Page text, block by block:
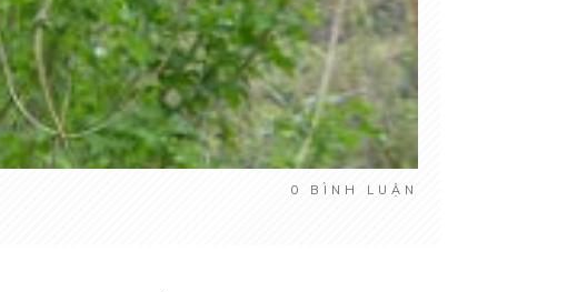
0 BÌNH LUẬN